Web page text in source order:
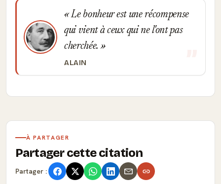
Le bonheur est une récompense
qui vient à ceux qui ne l'ont pas
cherchée.
ALAIN
À PARTAGER
Partager cette citation
Partager :